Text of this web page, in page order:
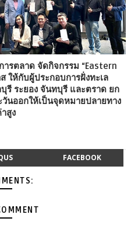
รตลาด จัดกิจกรรม “Eastern
ให้กับผู้ประกอบการฝั่งทะเล
รี ระยอง จันทบุรี และตราด ยก
วันออกให้เป็นจุดหมายปลายทาง
สูง
FACEBOOK